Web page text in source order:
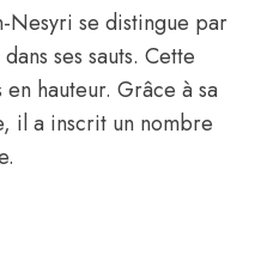
Nesyri se distingue par
ses sauts. Cette
hauteur. Grâce à sa
il a inscrit un nombre